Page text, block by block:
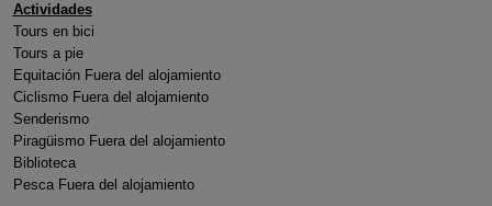
Actividades
Tours en bici
Tours a pie
Equitación Fuera del alojamiento
Ciclismo Fuera del alojamiento
Senderismo
Piragüismo Fuera del alojamiento
Biblioteca
Pesca Fuera del alojamiento